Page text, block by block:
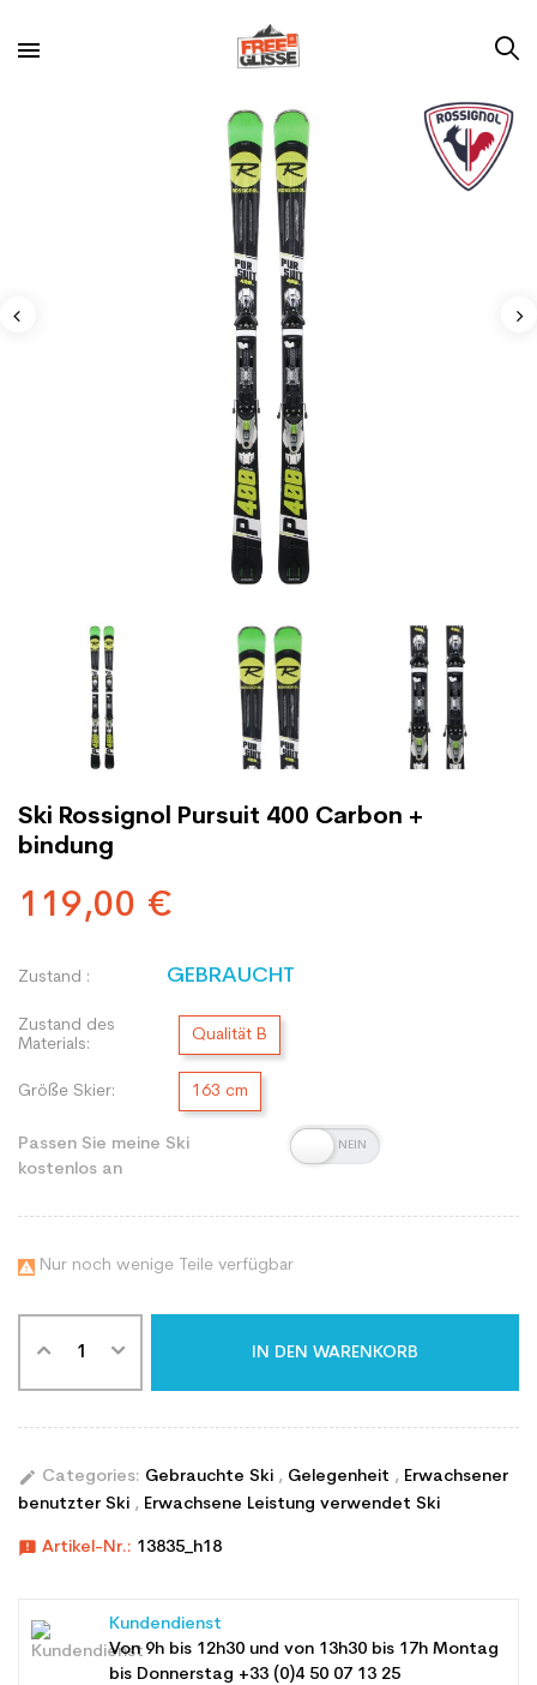
Ski Rossignol Pursuit 400 Carbon +
bindung
119,00 €
Zustand : GEBRAUCHT
Zustand des
Materials:
Qualität B
Größe Skier: 163 cm
Passen Sie meine Ski
kostenlos an
 Nur noch wenige Teile verfügbar
IN DEN WARENKORB
edit Categories: Gebrauchte Ski , Gelegenheit , Erwachsener
benutzter Ski , Erwachsene Leistung verwendet Ski
announcement Artikel-Nr.: 13835_h18
Kundendienst
Von 9h bis 12h30 und von 13h30 bis 17h Montag
bis Donnerstag +33 (0)4 50 07 13 25